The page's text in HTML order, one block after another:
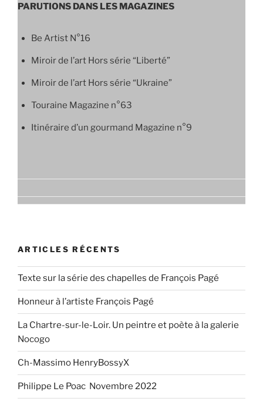
PARUTIONS DANS LES MAGAZINES
Be Artist N°16
Miroir de l’art Hors série “Liberté”
Miroir de l’art Hors série “Ukraine”
Touraine Magazine n°63
Itinéraire d’un gourmand Magazine n°9
ARTICLES RÉCENTS
Texte sur la série des chapelles de François Pagé
Honneur à l’artiste François Pagé
La Chartre-sur-le-Loir. Un peintre et poète à la galerie
Nocogo
Ch-Massimo HenryBossyX
Philippe Le Poac Novembre 2022